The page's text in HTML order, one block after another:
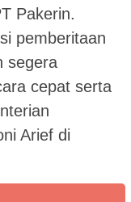
Pakerin.
pemberitaan
segera
cepat serta
Arief di